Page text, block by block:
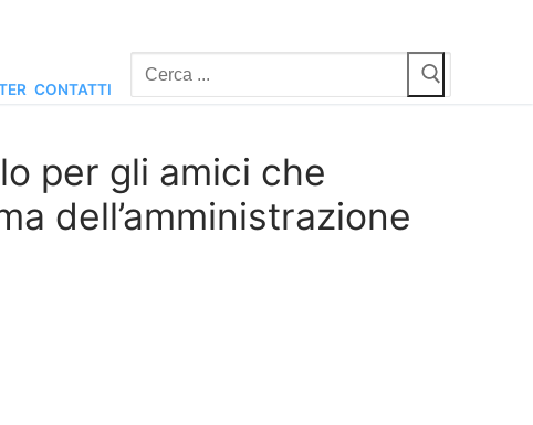
CONTATTI
Cerca:
per gli amici che
dell’amministrazione